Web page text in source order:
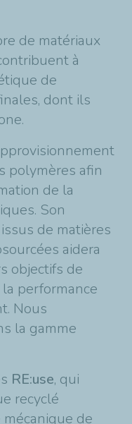
de matériaux
à
de
dont ils
polymères afin
de la
Son
de matières
aidera
objectifs de
performance
Nous
la gamme
RE:use, qui
recyclé
de